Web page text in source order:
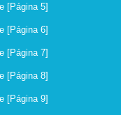
[Página 5]
[Página 6]
[Página 7]
[Página 8]
[Página 9]